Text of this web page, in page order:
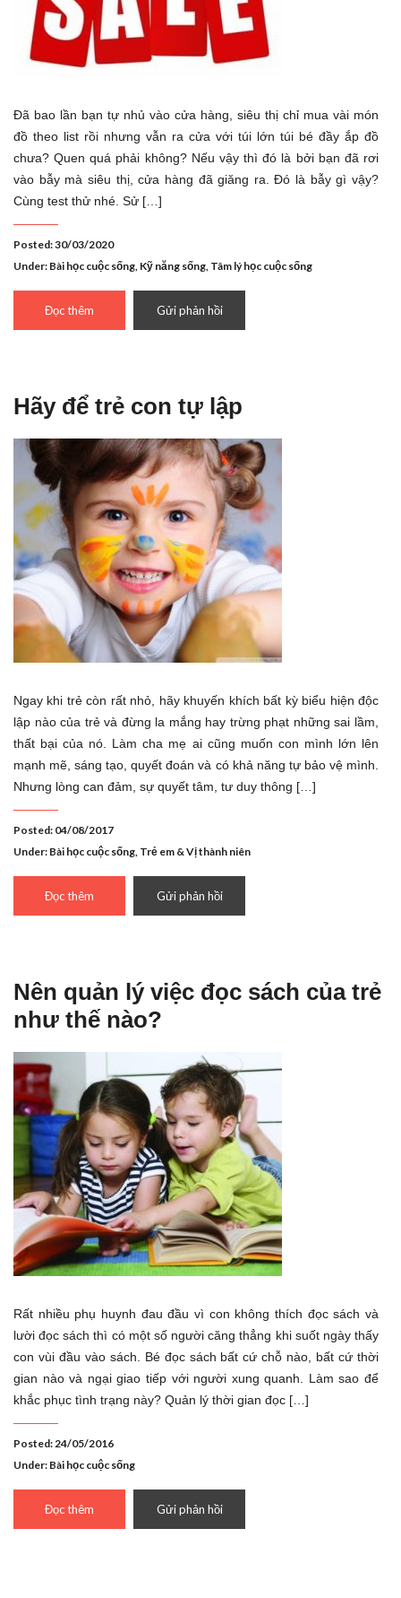
Đã bao lần bạn tự nhủ vào cửa hàng, siêu thị chỉ mua vài món
đồ theo list rồi nhưng vẫn ra cửa với túi lớn túi bé đầy ắp đồ
chưa? Quen quá phải không? Nếu vậy thì đó là bởi bạn đã rơi
vào bẫy mà siêu thị, cửa hàng đã giăng ra. Đó là bẫy gì vậy?
Cùng test thử nhé. Sử […]
Posted: 30/03/2020
Under: Bài học cuộc sống, Kỹ năng sống, Tâm lý học cuộc sống
Đọc thêm Gửi phản hồi
Hãy để trẻ con tự lập
Ngay khi trẻ còn rất nhỏ, hãy khuyến khích bất kỳ biểu hiện độc
lập nào của trẻ và đừng la mắng hay trừng phạt những sai lầm,
thất bại của nó. Làm cha mẹ ai cũng muốn con mình lớn lên
mạnh mẽ, sáng tạo, quyết đoán và có khả năng tự bảo vệ mình.
Nhưng lòng can đảm, sự quyết tâm, tư duy thông […]
Posted: 04/08/2017
Under: Bài học cuộc sống, Trẻ em & Vị thành niên
Đọc thêm Gửi phản hồi
Nên quản lý việc đọc sách của trẻ
như thế nào?
Rất nhiều phụ huynh đau đầu vì con không thích đọc sách và
lười đọc sách thì có một số người căng thẳng khi suốt ngày thấy
con vùi đầu vào sách. Bé đọc sách bất cứ chỗ nào, bất cứ thời
gian nào và ngại giao tiếp với người xung quanh. Làm sao để
khắc phục tình trạng này? Quản lý thời gian đọc […]
Posted: 24/05/2016
Under: Bài học cuộc sống
Đọc thêm Gửi phản hồi